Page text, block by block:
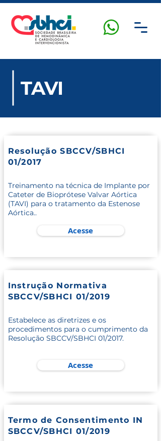
TAVI
Resolução SBCCV/SBHCI
01/2017
Treinamento na técnica de Implante por
Cateter de Bioprótese Valvar Aórtica
(TAVI) para o tratamento da Estenose
Aórtica..
Acesse
Instrução Normativa
SBCCV/SBHCI 01/2019
Estabelece as diretrizes e os
procedimentos para o cumprimento da
Resolução SBCCV/SBHCI 01/2017.
Acesse
Termo de Consentimento IN
SBCCV/SBHCI 01/2019